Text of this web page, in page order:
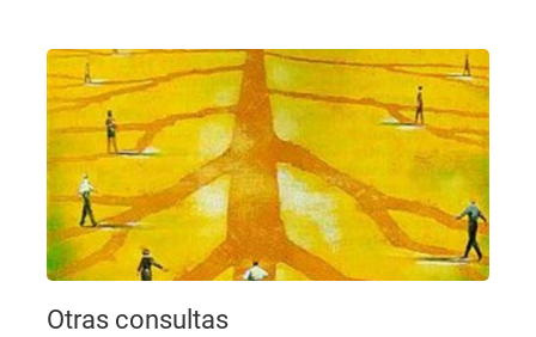
Otras consultas